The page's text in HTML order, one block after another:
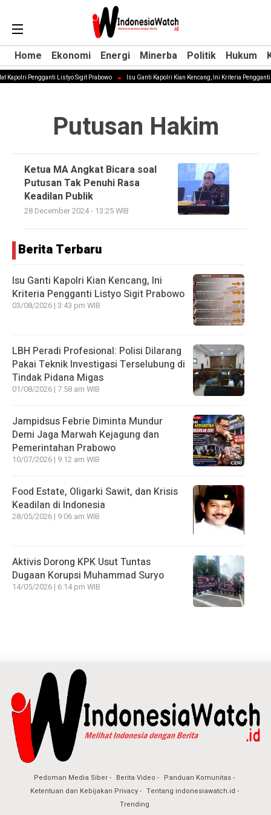
Home Ekonomi Energi Minerba Politik Hukum
Home Ekonomi Energi Minerba Politik Hukum
Kapolri Pengganti Listyo Sigit Prabowo Isu Ganti Kapolri Kian Kencang, Ini Kriteria Pengganti
Putusan Hakim
Ketua MA Angkat Bicara soal
Putusan Tak Penuhi Rasa
Keadilan Publik
28 December 2024 - 13:25 WIB
Berita Terbaru
Isu Ganti Kapolri Kian Kencang, Ini
Kriteria Pengganti Listyo Sigit Prabowo
03/08/2026 | 3:43 pm WIB
LBH Peradi Profesional: Polisi Dilarang
Pakai Teknik Investigasi Terselubung di
Tindak Pidana Migas
01/08/2026 | 7:58 am WIB
Jampidsus Febrie Diminta Mundur
Demi Jaga Marwah Kejagung dan
Pemerintahan Prabowo
10/07/2026 | 9:12 am WIB
Food Estate, Oligarki Sawit, dan Krisis
Keadilan di Indonesia
28/05/2026 | 9:06 am WIB
Aktivis Dorong KPK Usut Tuntas
Dugaan Korupsi Muhammad Suryo
14/05/2026 | 6:14 pm WIB
Pedoman Media Siber Berita Video
Panduan Komunitas
Ketentuan dan Kebijakan Privacy
Tentang indonesiawatch.id
Trending